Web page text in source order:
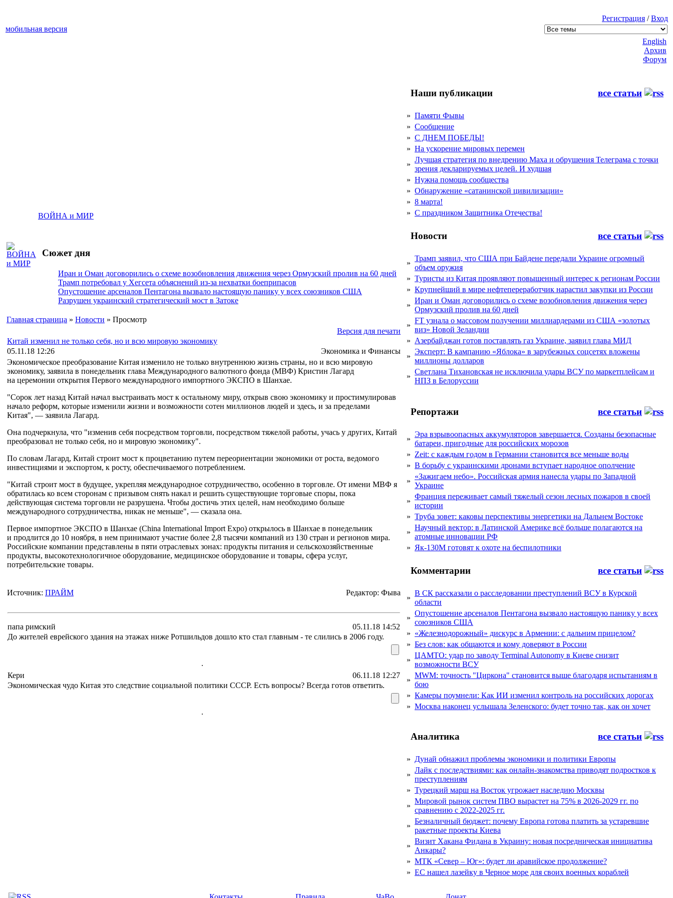
Регистрация /Вход
мобильная версия
ВОЙНА и МИР
Сюжет дня
Иран и Оман договорились о схеме возобновления движения через Ормузский пролив на 60 дней
Трамп потребовал у Хегсета объяснений из-за нехватки боеприпасов
Опустошение арсеналов Пентагона вызвало настоящую панику у всех союзников США
Разрушен украинский стратегический мост в Затоке
Главная страница » Новости » Просмотр
Версия для печати
Китай изменил не только себя, но и всю мировую экономику
05.11.18 12:26
Экономика и Финансы
Экономическое преобразование Китая изменило не только внутреннюю жизнь страны, но и всю мировую
экономику, заявила в понедельник глава Международного валютного фонда (МВФ) Кристин Лагард
на церемонии открытия Первого международного импортного ЭКСПО в Шанхае.
"Сорок лет назад Китай начал выстраивать мост к остальному миру, открыв свою экономику и простимулировав
начало реформ, которые изменили жизни и возможности сотен миллионов людей и здесь, и за пределами
Китая", — заявила Лагард.
Она подчеркнула, что "изменив себя посредством торговли, посредством тяжелой работы, учась у других, Китай
преобразовал не только себя, но и мировую экономику".
По словам Лагард, Китай строит мост к процветанию путем переориентации экономики от роста, ведомого
инвестициями и экспортом, к росту, обеспечиваемого потреблением.
"Китай строит мост в будущее, укрепляя международное сотрудничество, особенно в торговле. От имени МВФ я
обратилась ко всем сторонам с призывом снять накал и решить существующие торговые споры, пока
действующая система торговли не разрушена. Чтобы достичь этих целей, нам необходимо больше
международного сотрудничества, никак не меньше", — сказала она.
Первое импортное ЭКСПО в Шанхае (China International Import Expo) открылось в Шанхае в понедельник
и продлится до 10 ноября, в нем принимают участие более 2,8 тысячи компаний из 130 стран и регионов мира.
Российские компании представлены в пяти отраслевых зонах: продукты питания и сельскохозяйственные
продукты, высокотехнологичное оборудование, медицинское оборудование и товары, сфера услуг,
потребительские товары.
Источник: ПРАЙМ Редактор: Фыва
папа римский
05.11.18 14:52
До жителей еврейского здания на этажах ниже Ротшильдов дошло кто стал главным - те слились в 2006 году.
.
Кери
06.11.18 12:27
Экономическая чудо Китая это следствие социальной политики СССР. Есть вопросы? Всегда готов ответить.
.
English
Архив
Форум
Наши публикации все статьи
» Памяти Фывы
» Сообщение
» С ДНЕМ ПОБЕДЫ!
» На ускорение мировых перемен
»
Лучшая стратегия по внедрению Маха и обрушения Телеграма с точки
зрения декларируемых целей. И худшая
» Нужна помощь сообщества
» Обнаружение «сатанинской цивилизации»
» 8 марта!
» С праздником Защитника Отечества!
Новости все статьи
»
Трамп заявил, что США при Байдене передали Украине огромный
объем оружия
» Туристы из Китая проявляют повышенный интерес к регионам России
» Крупнейший в мире нефтепереработчик нарастил закупки из России
»
Иран и Оман договорились о схеме возобновления движения через
Ормузский пролив на 60 дней
»
FT узнала о массовом получении миллиардерами из США «золотых
виз» Новой Зеландии
» Азербайджан готов поставлять газ Украине, заявил глава МИД
»
Эксперт: В кампанию «Яблока» в зарубежных соцсетях вложены
миллионы долларов
»
Светлана Тихановская не исключила удары ВСУ по маркетплейсам и
НПЗ в Белоруссии
Репортажи все статьи
»
Эра взрывоопасных аккумуляторов завершается. Созданы безопасные
батареи, пригодные для российских морозов
» Zeit: с каждым годом в Германии становится все меньше воды
» В борьбу с украинскими дронами вступает народное ополчение
»
«Зажигаем небо». Российская армия нанесла удары по Западной
Украине
»
Франция переживает самый тяжелый сезон лесных пожаров в своей
истории
» Труба зовет: каковы перспективы энергетики на Дальнем Востоке
»
Научный вектор: в Латинской Америке всё больше полагаются на
атомные инновации РФ
» Як-130М готовят к охоте на беспилотники
Комментарии все статьи
»
В СК рассказали о расследовании преступлений ВСУ в Курской
области
»
Опустошение арсеналов Пентагона вызвало настоящую панику у всех
союзников США
» «Железнодорожный» дискурс в Армении: с дальним прицелом?
» Без слов: как общаются и кому доверяют в России
»
ЦАМТО: удар по заводу Terminal Autonomy в Киеве снизит
возможности ВСУ
»
MWM: точность "Циркона" становится выше благодаря испытаниям в
бою
» Камеры поумнели: Как ИИ изменил контроль на российских дорогах
» Москва наконец услышала Зеленского: будет точно так, как он хочет
Аналитика все статьи
» Дунай обнажил проблемы экономики и политики Европы
»
Лайк с последствиями: как онлайн-знакомства приводят подростков к
преступлениям
» Турецкий марш на Восток угрожает наследию Москвы
»
Мировой рынок систем ПВО вырастет на 75% в 2026-2029 гг. по
сравнению с 2022-2025 гг.
»
Безналичный бюджет: почему Европа готова платить за устаревшие
ракетные проекты Киева
»
Визит Хакана Фидана в Украину: новая посредническая инициатива
Анкары?
» МТК «Север – Юг»: будет ли аравийское продолжение?
» ЕС нашел лазейку в Черное море для своих военных кораблей